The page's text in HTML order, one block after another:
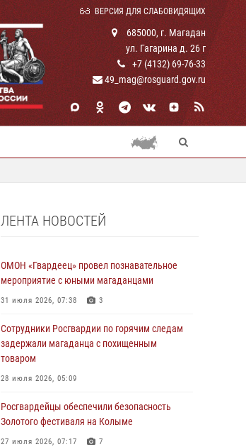
ВЕРСИЯ ДЛЯ СЛАБОВИДЯЩИХ
685000, г. Магадан
ул. Гагарина д. 26 г
+7 (4132) 69-76-33
49_mag@rosguard.gov.ru
ЛЕНТА НОВОСТЕЙ
ОМОН «Гвардеец» провел познавательное
мероприятие с юными магаданцами
31 июля 2026, 07:38 3
Сотрудники Росгвардии по горячим следам
задержали магаданца с похищенным
товаром
28 июля 2026, 05:09
Росгвардейцы обеспечили безопасность
Золотого фестиваля на Колыме
27 июля 2026, 07:17 7